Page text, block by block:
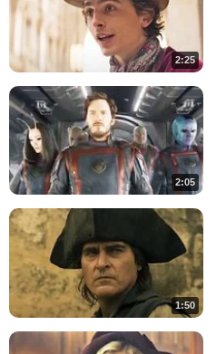
2:25
2:05
1:50